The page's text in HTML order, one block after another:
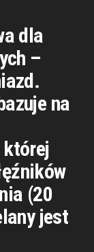
dla
–
na
której
(20
jest